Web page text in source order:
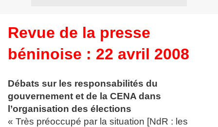
Revue de la presse
béninoise : 22 avril 2008
Débats sur les responsabilités du
gouvernement et de la CENA dans
l’organisation des élections
« Très préoccupé par la situation [NdR : les